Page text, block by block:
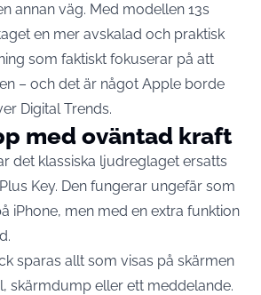
annan väg. Med modellen 13s
en mer avskalad och praktisk
som faktiskt fokuserar på att
– och det är något Apple borde
Digital Trends.
med oväntad kraft
det klassiska ljudreglaget ersatts
Key. Den fungerar ungefär som
iPhone, men med en extra funktion
sparas allt som visas på skärmen
skärmdump eller ett meddelande.